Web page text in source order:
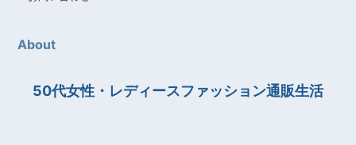
About
50代女性・レディースファッション通販生活